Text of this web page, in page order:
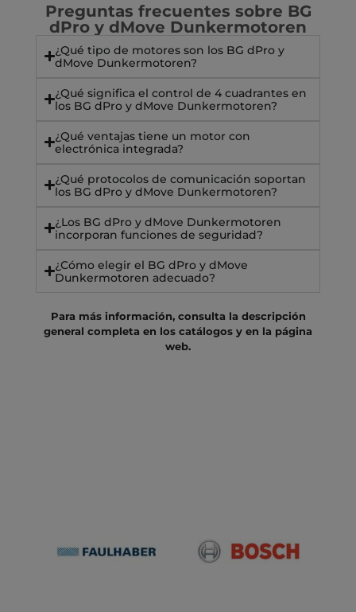
Preguntas frecuentes sobre BG
dPro y dMove Dunkermotoren
¿Qué tipo de motores son los BG dPro y
dMove Dunkermotoren?
¿Qué significa el control de 4 cuadrantes en
los BG dPro y dMove Dunkermotoren?
¿Qué ventajas tiene un motor con
electrónica integrada?
¿Qué protocolos de comunicación soportan
los BG dPro y dMove Dunkermotoren?
¿Los BG dPro y dMove Dunkermotoren
incorporan funciones de seguridad?
¿Cómo elegir el BG dPro y dMove
Dunkermotoren adecuado?
Para más información, consulta la descripción
general completa en los catálogos y en la página
web.